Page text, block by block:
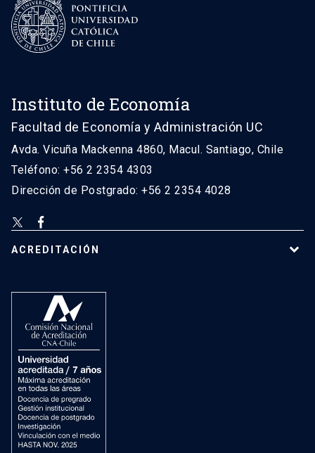
Instituto de Economía
Facultad de Economía y Administración UC
Avda. Vicuña Mackenna 4860, Macul. Santiago, Chile
Teléfono: +56 2 2354 4303
Dirección de Postgrado: +56 2 2354 4028
ACREDITACIÓN